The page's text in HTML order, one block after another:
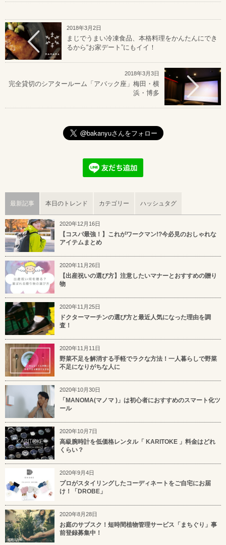
2018年3月2日
まじでうまい冷凍食品、本格料理をかんたんにでき
るから“お家デート”にもイイ！
2018年3月3日
完全貸切のシアタールーム「アバック座」梅田・横
浜・博多
最新記事 本日のトレンド カテゴリー ハッシュタグ
2020年12月16日
【コスパ最強！】これがワークマン!?今必見のおしゃれな
アイテムまとめ
2020年11月26日
【出産祝いの選び方】注意したいマナーとおすすめの贈り
物
2020年11月25日
ドクターマーチンの選び方と最近人気になった理由を調
査！
2020年11月11日
野菜不足を解消する手軽でラクな方法！一人暮らしで野菜
不足になりがちな人に
2020年10月30日
「MANOMA(マノマ )」は初心者におすすめのスマート化ツ
ール
2020年10月7日
高級腕時計を低価格レンタル「 KARITOKE 」料金はどれ
くらい？
2020年9月4日
プロがスタイリングしたコーディネートをご自宅にお届
け！「DROBE」
2020年8月28日
お庭のサブスク！短時間植物管理サービス「まちぐり」事
前登録募集中！